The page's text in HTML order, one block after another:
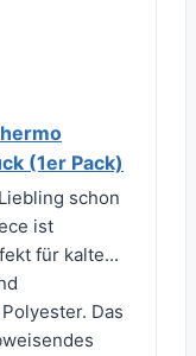
(1er Pack)
schon
ist
für kalte...
Das